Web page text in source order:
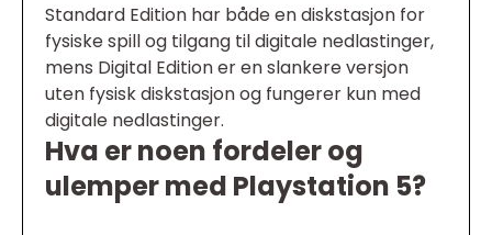
Standard Edition har både en diskstasjon for
fysiske spill og tilgang til digitale nedlastinger,
mens Digital Edition er en slankere versjon
uten fysisk diskstasjon og fungerer kun med
digitale nedlastinger.
Hva er noen fordeler og
ulemper med Playstation 5?